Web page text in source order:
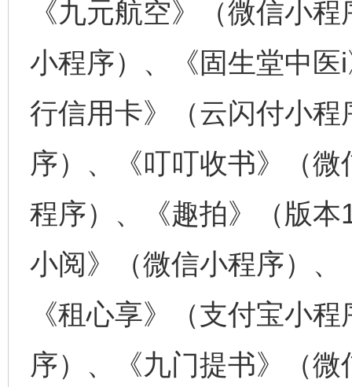
《九元航空》（微信小
小程序）、《固生堂中
行信用卡》（云闪付小
序）、《叮叮收书》（
程序）、《趣拍》（版
小阅》（微信小程序）
《租心享》（支付宝小
序）、《九门提书》（